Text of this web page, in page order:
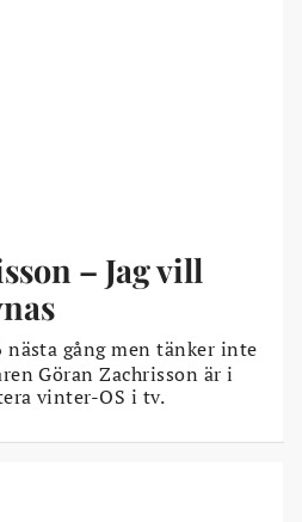
– Jag vill
gång men tänker inte
Göran Zachrisson är i
vinter-OS i tv.